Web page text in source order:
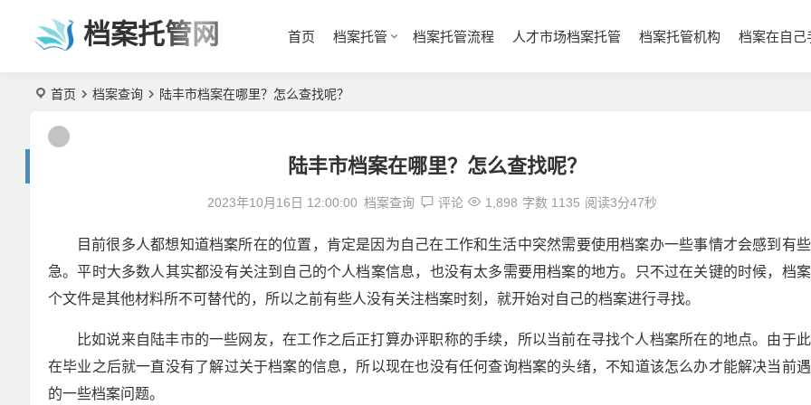
档案托管网 首页 档案托管 档案托管流程 人才市场档案托管 档案托管机构 档案在自己
首页 档案查询 陆丰市档案在哪里？怎么查找呢？
陆丰市档案在哪里？怎么查找呢？
2023年10月16日 12:00:00 档案查询 评论 1,898 字数 1135 阅读3分47秒
目前很多人都想知道档案所在的位置，肯定是因为自己在工作和生活中突然需要使用档案办一些事情才会感到有
急。平时大多数人其实都没有关注到自己的个人档案信息，也没有太多需要用档案的地方。只不过在关键的时候，档
个文件是其他材料所不可替代的，所以之前有些人没有关注档案时刻，就开始对自己的档案进行寻找。
比如说来自陆丰市的一些网友，在工作之后正打算办评职称的手续，所以当前在寻找个人档案所在的地点。由于
在毕业之后就一直没有了解过关于档案的信息，所以现在也没有任何查询档案的头绪，不知道该怎么办才能解决当前
的一些档案问题。